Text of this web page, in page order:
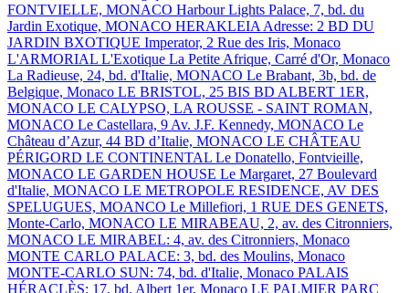
FONTVIELLE, MONACO Harbour Lights Palace, 7, bd. du
Jardin Exotique, MONACO HERAKLEIA Adresse: 2 BD DU
JARDIN BXOTIQUE Imperator, 2 Rue des Iris, Monaco
L'ARMORIAL L'Exotique La Petite Afrique, Carré d'Or, Monaco
La Radieuse, 24, bd. d'Italie, MONACO Le Brabant, 3b, bd. de
Belgique, Monaco LE BRISTOL, 25 BIS BD ALBERT 1ER,
MONACO LE CALYPSO, LA ROUSSE - SAINT ROMAN,
MONACO Le Castellara, 9 Av. J.F. Kennedy, MONACO Le
Château d’Azur, 44 BD d’Italie, MONACO LE CHÂTEAU
PÉRIGORD LE CONTINENTAL Le Donatello, Fontvieille,
MONACO LE GARDEN HOUSE Le Margaret, 27 Boulevard
d'Italie, MONACO LE METROPOLE RESIDENCE, AV DES
SPELUGUES, MOANCO Le Millefiori, 1 RUE DES GENETS,
Monte-Carlo, MONACO LE MIRABEAU, 2, av. des Citronniers,
MONACO LE MIRABEL: 4, av. des Citronniers, Monaco
MONTE CARLO PALACE: 3, bd. des Moulins, Monaco
MONTE-CARLO SUN: 74, bd. d'Italie, Monaco PALAIS
HÉRACLÈS: 17, bd. Albert 1er, Monaco LE PALMIER PARC